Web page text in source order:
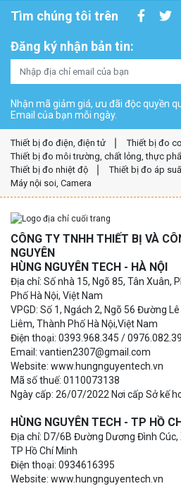
Tìm chúng tôi trên
Đăng ký nhận bản tin:
Nhận mã giảm giá, ưu đãi độc quyền
Email của bạn mỗi ngày.
Thiết bị đo điện, điện tử
Thiết bị đo
Thiết bị đo môi trường, chất lỏng, thực
Thiết bị đo nhiệt độ
Thiết bị đo áp
Máy nội soi, Camera
CÔNG TY TNHH THIẾT BỊ VÀ
NGUYÊN
HÙNG NGUYÊN TECH - HÀ NỘI
Địa chỉ: Số nhà 15, Ngõ 85, Tân Xuân,
Phố Hà Nội, Việt Nam
VPGD: Số 1, Ngách 2, Ngõ 56 Đường
Liêm, Thành Phố Hà Nội,Việt Nam
Điện thoại: 0393.968.345 /
Email: vantien2307@gmail.com
Website: www.hungnguyentech.vn
Mã số thuế: 0110073138
Ngày cấp: 26/07/2022 Nơi cấp Sở kế
HÙNG NGUYÊN TECH - TP HỒ
Địa chỉ: D7/6B Đường Dương Đình Cúc,
TP Hồ Chí Minh
Điện thoại: 0934616395
Website: www.hungnguyentech.vn